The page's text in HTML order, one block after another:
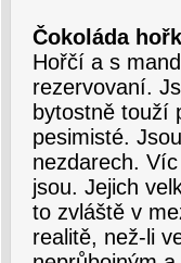
Čokoláda
Hořčí a s
rezervovaní.
bytostně touží
pesimisté.
nezdarech.
jsou. Jejich
to zvláště v
realitě, než-li